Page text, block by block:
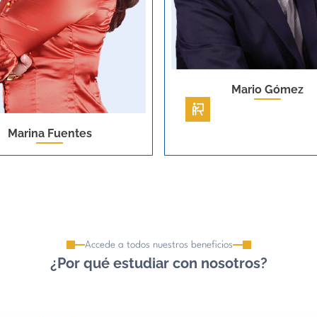
Mario Gómez Carlos
Accede a todos nuestros beneficios
¿Por qué estudiar con nosotros?